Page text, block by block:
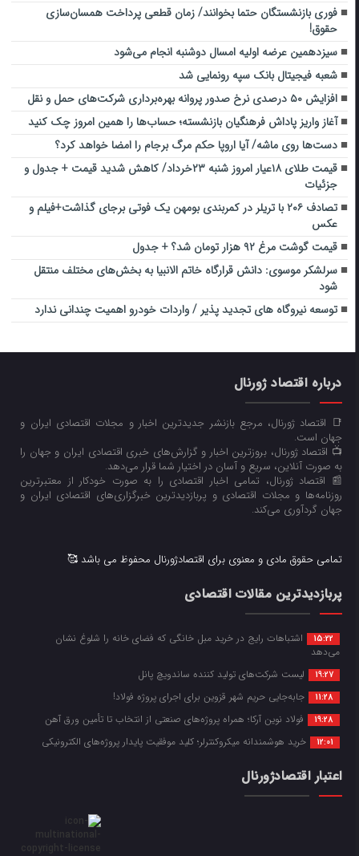
فوری بازنشستگان حتما بخوانند/ زمان قطعی پرداخت همسان‌سازی
حقوق!
سیزدهمین عرضه اولیه امسال دوشنبه انجام می‌شود
شعبه فیجیتال بانک سپه رونمایی شد
افزایش ۵۰ درصدی نرخ صدور پروانه بهره‌برداری شرکت‌های حمل و نقل
آغاز واریز پاداش فرهنگیان بازنشسته؛ حساب‌ها را همین امروز چک کنید
دست‌ها روی ماشه/ آیا اروپا حکم مرگ برجام را امضا خواهد کرد؟
قیمت طلای ۱۸عیار امروز شنبه ۲۳خرداد/ کاهش شدید قیمت + جدول و
جزئیات
تصادف ۲۰۶ با تریلر در کمربندی بومهن یک فوتی برجای گذاشت+فیلم و
عکس
قیمت گوشت مرغ ۹۲ هزار تومان شد؟ + جدول
سرلشکر موسوی: دانش قرارگاه خاتم الانبیا به بخش‌های مختلف منتقل
شود
توسعه نیروگاه های تجدید پذیر / واردات خودرو اهمیت چندانی ندارد
درباره اقتصاد ژورنال
📑 اقتصاد ژورنال، مرجع بازنشر جدیدترین اخبار و مجلات اقتصادی ایران و
جهان است.
📺 اقتصاد ژورنال، بروزترین اخبار و گزارش‌های خبری اقتصادی ایران و جهان را
به صورت آنلاین، سریع و آسان در اختیار شما قرار می‌‌دهد.
📰 اقتصاد ژورنال، تمامی اخبار اقتصادی را به صورت خودکار از معتبرترین
روزنامه‌ها و مجلات اقتصادی و پربازدیدترین خبرگزاری‌های اقتصادی ایران و
جهان گردآوری می‌کند.
تمامی حقوق مادی و معنوی برای اقتصادژورنال محفوظ می باشد 🥰
پربازدیدترین مقالات اقتصادی
15:22
اشتباهات رایج در خرید مبل خانگی که فضای خانه را شلوغ نشان
می‌دهد
19:27 لیست شرکت‌های تولید کننده ساندویچ پانل
11:28 جابه‌جایی حریم شهر قزوین برای اجرای پروژه فولاد!
19:28 فولاد نوین آرکا؛ همراه پروژه‌های صنعتی از انتخاب تا تأمین ورق آهن
12:01 خرید هوشمندانه میکروکنترلر؛ کلید موفقیت پایدار پروژه‌های الکترونیکی
اعتبار اقتصادژورنال